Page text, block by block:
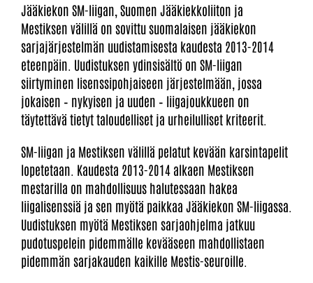
Jääkiekon SM-liigan, Suomen Jääkiekkoliiton ja
Mestiksen välillä on sovittu suomalaisen jääkiekon
sarjajärjestelmän uudistamisesta kaudesta 2013-2014
eteenpäin. Uudistuksen ydinsisältö on SM-liigan
siirtyminen lisenssipohjaiseen järjestelmään, jossa
jokaisen – nykyisen ja uuden – liigajoukkueen on
täytettävä tietyt taloudelliset ja urheilulliset kriteerit.
SM-liigan ja Mestiksen välillä pelatut kevään karsintapelit
lopetetaan. Kaudesta 2013-2014 alkaen Mestiksen
mestarilla on mahdollisuus halutessaan hakea
liigalisenssiä ja sen myötä paikkaa Jääkiekon SM-liigassa.
Uudistuksen myötä Mestiksen sarjaohjelma jatkuu
pudotuspelein pidemmälle kevääseen mahdollistaen
pidemmän sarjakauden kaikille Mestis-seuroille.